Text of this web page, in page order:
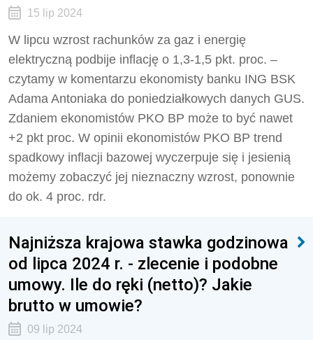
15 lip 2024
W lipcu wzrost rachunków za gaz i energię
elektryczną podbije inflację o 1,3-1,5 pkt. proc. –
czytamy w komentarzu ekonomisty banku ING BSK
Adama Antoniaka do poniedziałkowych danych GUS.
Zdaniem ekonomistów PKO BP może to być nawet
+2 pkt proc. W opinii ekonomistów PKO BP trend
spadkowy inflacji bazowej wyczerpuje się i jesienią
możemy zobaczyć jej nieznaczny wzrost, ponownie
do ok. 4 proc. rdr.
Najniższa krajowa stawka godzinowa
od lipca 2024 r. - zlecenie i podobne
umowy. Ile do ręki (netto)? Jakie
brutto w umowie?
09 lip 2024